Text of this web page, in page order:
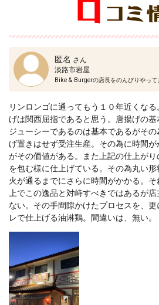
匿名 さん
淡路市岩屋
Bike & Burgerの店長をのんびりやって
リンロンゴに通ってもう１０年近くな
げは関西屈指であると思う。唐揚げの
ジューシーであるのは基本であるがそ
げ置きはせず受注生産。その為に時間
がその価値がある。また上記の仕上が
を包む様に仕上げている。その為丸い
火が通るまでにさらに時間がかかる。
上でこの逸品と対峙すべきではあるが
ない。その手間隙かけたプロセスを、
レで仕上げる油淋鶏。間違いは、無い